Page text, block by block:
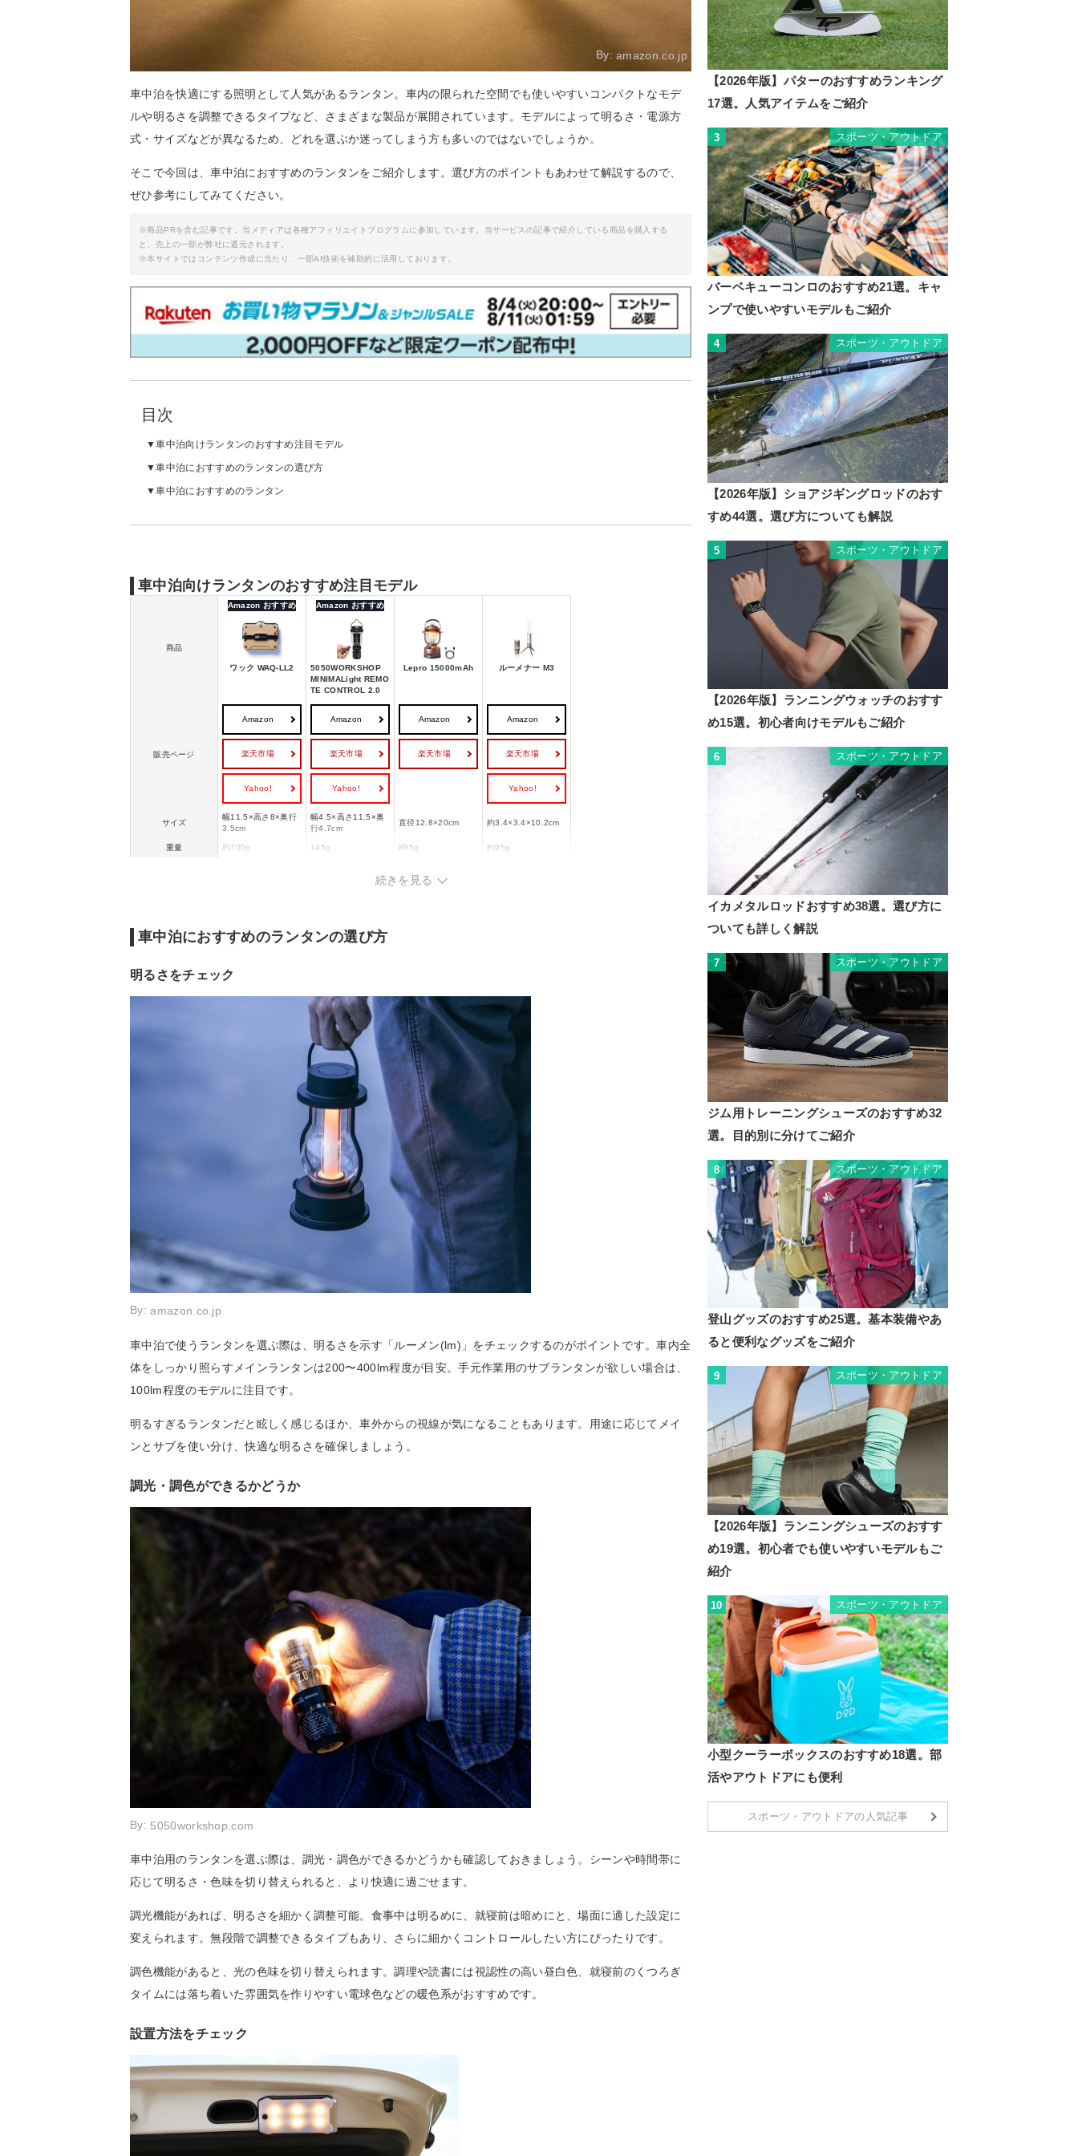
By:amazon.co.jp
車中泊を快適にする照明として人気があるランタン。車内の限られた空間でも使いやすいコンパクトなモデ
ルや明るさを調整できるタイプなど、さまざまな製品が展開されています。モデルによって明るさ・電源方
式・サイズなどが異なるため、どれを選ぶか迷ってしまう方も多いのではないでしょうか。
そこで今回は、車中泊におすすめのランタンをご紹介します。選び方のポイントもあわせて解説するので、
ぜひ参考にしてみてください。
※商品PRを含む記事です。当メディアは各種アフィリエイトプログラムに参加しています。当サービスの記事で紹介している商品を購入する
と、売上の一部が弊社に還元されます。
※本サイトではコンテンツ作成に当たり、一部AI技術を補助的に活用しております。
目次
車中泊向けランタンのおすすめ注目モデル
車中泊におすすめのランタンの選び方
車中泊におすすめのランタン
車中泊向けランタンのおすすめ注目モデル
商品
Amazon おすすめ
ワック WAQ-LL2
Amazon おすすめ
5050WORKSHOP
MINIMALight REMO
TE CONTROL 2.0
Lepro 15000mAh ルーメナー M3
販売ページ
Amazon
楽天市場
Yahoo!
Amazon
楽天市場
Yahoo!
Amazon
楽天市場
Amazon
楽天市場
Yahoo!
サイズ
幅11.5×高さ8×奥行
3.5cm
幅4.5×高さ11.5×奥
行4.7cm
直径12.8×20cm 約3.4×3.4×10.2cm
重量 約700g 145g 895g 約95g
続きを見る
車中泊におすすめのランタンの選び方
明るさをチェック
By:amazon.co.jp
車中泊で使うランタンを選ぶ際は、明るさを示す「ルーメン(lm)」をチェックするのがポイントです。車内全
体をしっかり照らすメインランタンは200〜400lm程度が目安。手元作業用のサブランタンが欲しい場合は、
100lm程度のモデルに注目です。
明るすぎるランタンだと眩しく感じるほか、車外からの視線が気になることもあります。用途に応じてメイ
ンとサブを使い分け、快適な明るさを確保しましょう。
調光・調色ができるかどうか
By: 5050workshop.com
車中泊用のランタンを選ぶ際は、調光・調色ができるかどうかも確認しておきましょう。シーンや時間帯に
応じて明るさ・色味を切り替えられると、より快適に過ごせます。
調光機能があれば、明るさを細かく調整可能。食事中は明るめに、就寝前は暗めにと、場面に適した設定に
変えられます。無段階で調整できるタイプもあり、さらに細かくコントロールしたい方にぴったりです。
調色機能があると、光の色味を切り替えられます。調理や読書には視認性の高い昼白色、就寝前のくつろぎ
タイムには落ち着いた雰囲気を作りやすい電球色などの暖色系がおすすめです。
設置方法をチェック
【2026年版】パターのおすすめランキング
17選。人気アイテムをご紹介
3 スポーツ・アウトドア
バーベキューコンロのおすすめ21選。キャ
ンプで使いやすいモデルもご紹介
4 スポーツ・アウトドア
【2026年版】ショアジギングロッドのおす
すめ44選。選び方についても解説
5 スポーツ・アウトドア
【2026年版】ランニングウォッチのおすす
め15選。初心者向けモデルもご紹介
6 スポーツ・アウトドア
イカメタルロッドおすすめ38選。選び方に
ついても詳しく解説
7 スポーツ・アウトドア
ジム用トレーニングシューズのおすすめ32
選。目的別に分けてご紹介
8 スポーツ・アウトドア
登山グッズのおすすめ25選。基本装備やあ
ると便利なグッズをご紹介
9 スポーツ・アウトドア
【2026年版】ランニングシューズのおすす
め19選。初心者でも使いやすいモデルもご
紹介
10 スポーツ・アウトドア
小型クーラーボックスのおすすめ18選。部
活やアウトドアにも便利
スポーツ・アウトドアの人気記事